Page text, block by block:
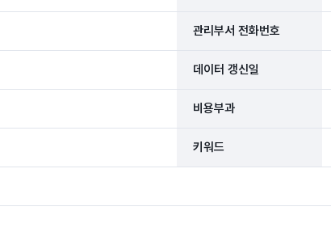
관리부서 전화번호
데이터 갱신일
비용부과
키워드